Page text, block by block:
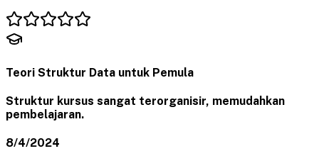
Teori Struktur Data untuk Pemula
Struktur kursus sangat terorganisir, memudahkan
pembelajaran.
8/4/2024